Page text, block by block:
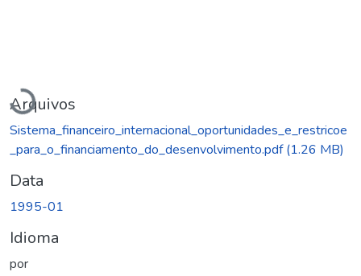
Carregando...
Arquivos
Sistema_financeiro_internacional_oportunidades_e_restricoe
_para_o_financiamento_do_desenvolvimento.pdf(1.26 MB)
Data
1995-01
Idioma
por